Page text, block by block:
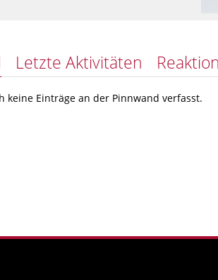
Letzte Aktivitäten
keine Einträge an der Pinnwand verfasst.